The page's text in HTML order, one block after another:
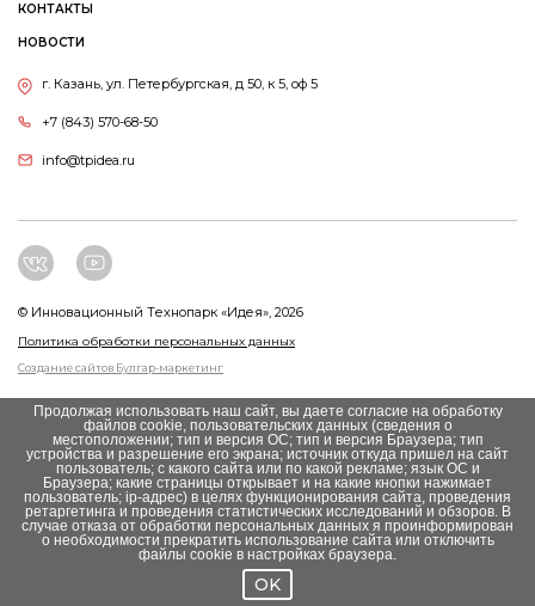
КОНТАКТЫ
НОВОСТИ
г. Казань, ул. Петербургская, д 50, к 5, оф 5
+7 (843) 570-68-50
info@tpidea.ru
© Инновационный Tехнопарк «Идея», 2026
Политика обработки персональных данных
Создание сайтов Булгар-маркетинг
Продолжая использовать наш сайт, вы даете согласие на обработку
файлов cookie, пользовательских данных (сведения о
местоположении; тип и версия ОС; тип и версия Браузера; тип
устройства и разрешение его экрана; источник откуда пришел на сайт
пользователь; с какого сайта или по какой рекламе; язык ОС и
Браузера; какие страницы открывает и на какие кнопки нажимает
пользователь; ip-адрес) в целях функционирования сайта, проведения
ретаргетинга и проведения статистических исследований и обзоров. В
случае отказа от обработки персональных данных я проинформирован
о необходимости прекратить использование сайта или отключить
файлы cookie в настройках браузера.
OK